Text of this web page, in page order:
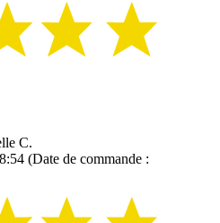
C.
(Date de commande :